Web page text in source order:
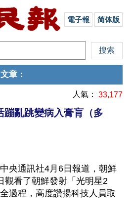
電子報 简体版
文章 ：
人氣： 33,177
蹦亂跳變病入膏肓（多
央通訊社4月6日報道，朝鮮
觀看了朝鮮發射「光明星2
過程，高度讚揚科技人員取